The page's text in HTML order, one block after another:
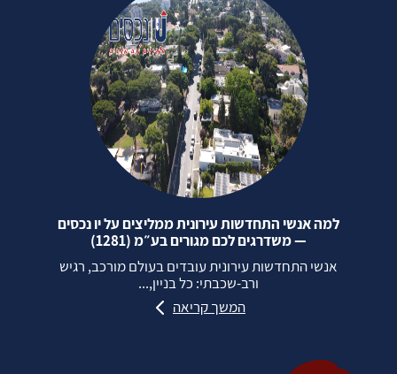
למה אנשי התחדשות עירונית ממליצים על יו נכסים
— משדרגים לכם מגורים בע״מ (1281)
אנשי התחדשות עירונית עובדים בעולם מורכב, רגיש
ורב‑שכבתי: כל בניין,...
המשך קריאה